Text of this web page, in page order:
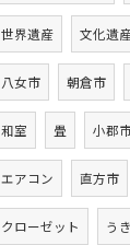
世界遺産 文化遺
八女市 朝倉市
和室 畳 小郡
エアコン 直方市
クローゼット う